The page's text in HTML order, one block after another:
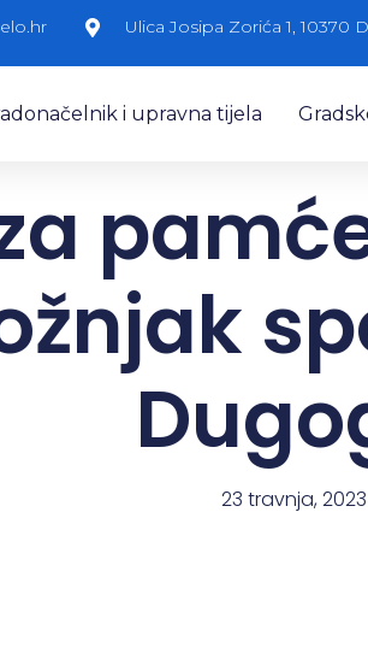
Ulica Josipa Zorića 1, 10370
i upravna tijela
23 travnja, 2023